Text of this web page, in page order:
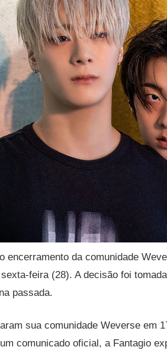
encerramento da comunidade
feira (28). A decisão foi
passada.
sua comunidade Weverse em
comunicado oficial, a Fantagio